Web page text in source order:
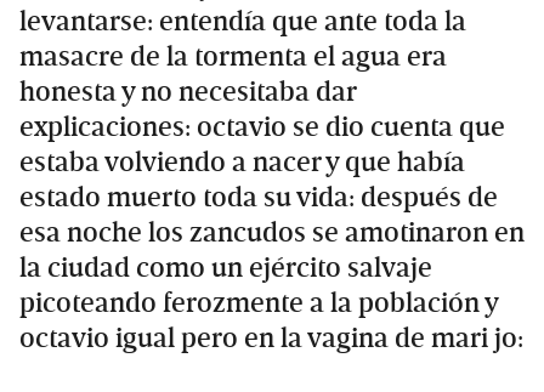
levantarse: entendía que ante toda la
masacre de la tormenta el agua era
honesta y no necesitaba dar
explicaciones: octavio se dio cuenta que
estaba volviendo a nacer y que había
estado muerto toda su vida: después de
esa noche los zancudos se amotinaron en
la ciudad como un ejército salvaje
picoteando ferozmente a la población y
octavio igual pero en la vagina de mari jo: